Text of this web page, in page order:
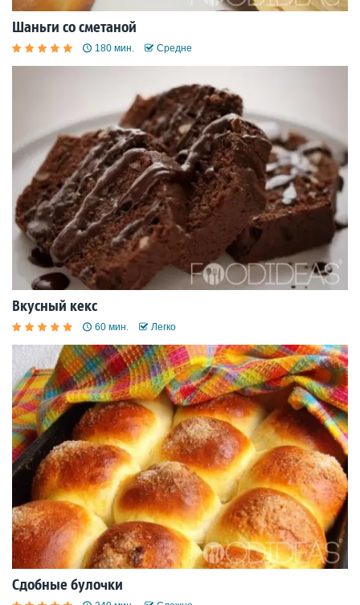
Шаньги со сметаной
180 мин. Средне
Вкусный кекс
60 мин. Легко
Сдобные булочки